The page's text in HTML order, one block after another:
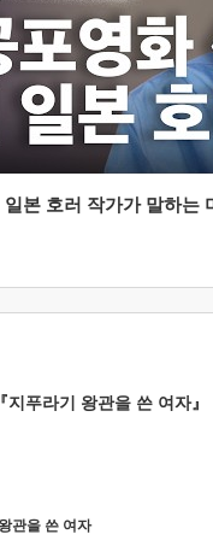
본 호러 작가가 말하는
지푸라기 왕관을 쓴 여자』
관을 쓴 여자